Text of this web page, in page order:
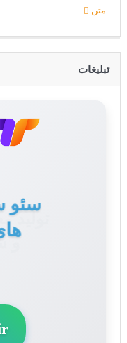
متن
تبلیغات
تولید
و